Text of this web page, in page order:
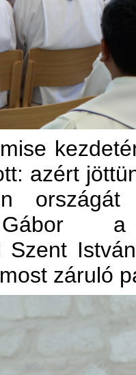
azért
a
Szent
záruló